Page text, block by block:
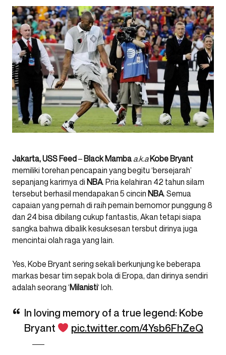
Jakarta, USS Feed– Black Mambaa.k.aKobe Bryant
memiliki torehan pencapain yang begitu ‘bersejarah’
sepanjang karirnya di NBA. Pria kelahiran 42 tahun silam
tersebut berhasil mendapakan 5 cincin NBA. Semua
capaian yang pernah di raih pemain bernomor punggung 8
dan 24 bisa dibilang cukup fantastis, Akan tetapi siapa
sangka bahwa dibalik kesuksesan tersbut dirinya juga
mencintai olah raga yang lain.
Yes, Kobe Bryant sering sekali berkunjung ke beberapa
markas besar tim sepak bola di Eropa, dan dirinya sendiri
adalah seorang ‘Milanisti‘ loh.
In loving memory of a true legend: Kobe
Bryant
pic.twitter.com/4Ysb6FhZeQ